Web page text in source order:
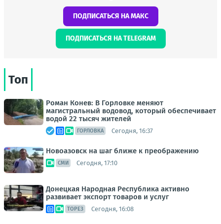
ПОДПИСАТЬСЯ НА МАКС
ПОДПИСАТЬСЯ НА TELEGRAM
Топ
Роман Конев: В Горловке меняют
магистральный водовод, который обеспечивает
водой 22 тысяч жителей
ГОРЛОВКА Сегодня, 16:37
Новоазовск на шаг ближе к преображению
СМИ Сегодня, 17:10
Донецкая Народная Республика активно
развивает экспорт товаров и услуг
ТОРЕЗ Сегодня, 16:08